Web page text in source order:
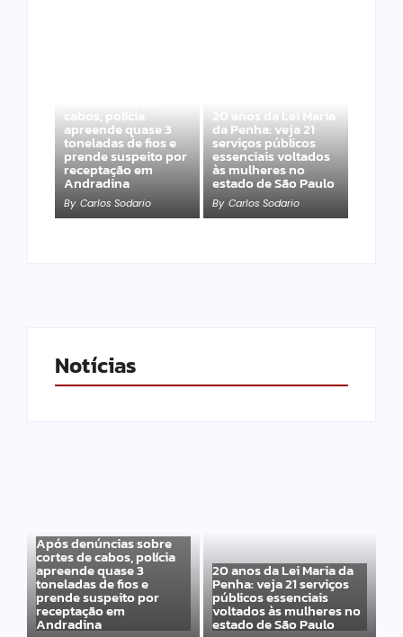
cabos, polícia
apreende quase 3
toneladas de fios e
prende suspeito por
receptação em
Andradina
By Carlos Sodario
20 anos da Lei Maria
da Penha: veja 21
serviços públicos
essenciais voltados
às mulheres no
estado de São Paulo
By Carlos Sodario
Notícias
Após denúncias sobre
cortes de cabos, polícia
apreende quase 3
toneladas de fios e
prende suspeito por
receptação em
Andradina
20 anos da Lei Maria da
Penha: veja 21 serviços
públicos essenciais
voltados às mulheres no
estado de São Paulo